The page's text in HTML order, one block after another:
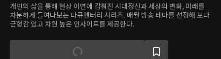
개인의 삶을 통해 현상 이면에 감춰진 시대정신과 세상의 변화, 미래를
차분하게 들여다보는 다큐멘터리 시리즈. 매월 방송 테마를 선정해 보다
균형감 있고 차원 높은 인사이트를 제공한다.